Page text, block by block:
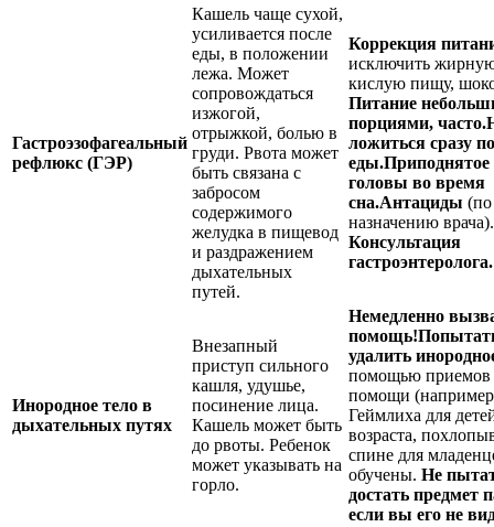
Гастроэзофагеальный
рефлюкс (ГЭР)
Кашель чаще сухой,
усиливается после
еды, в положении
лежа. Может
сопровождаться
изжогой,
отрыжкой, болью в
груди. Рвота может
быть связана с
забросом
содержимого
желудка в пищевод
и раздражением
дыхательных
путей.
Коррекция
исключить
кислую пищу,
Питание
порциями, часто.
ложиться сразу
еды.Приподнятое
головы во время
сна.Антациды (по
назначению врача).
Консультация
гастроэнтеролога.
Инородное тело в
дыхательных путях
Внезапный
приступ сильного
кашля, удушье,
посинение лица.
Кашель может быть
до рвоты. Ребенок
может указывать на
горло.
Немедленно
помощь!
удалить
помощью приемов
помощи
Геймлиха для
возраста,
спине для
обучены. Не
достать предмет
если вы его не